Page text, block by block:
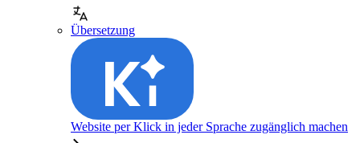
Übersetzung
Website per Klick in jeder Sprache zugänglich machen